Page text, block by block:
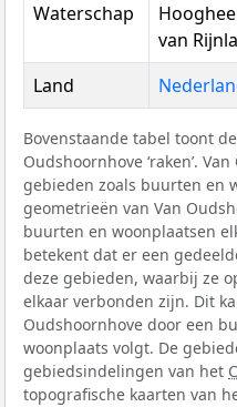
Waterschap
van
Land
Bovenstaande tabel toont
Oudshoornhove ‘raken’.
gebieden zoals buurten en
geometrieën van Van
buurten en woonplaatsen
betekent dat er een
deze gebieden, waarbij ze
elkaar verbonden zijn. Dit
Oudshoornhove door een
woonplaats volgt. De
gebiedsindelingen van het
topografische kaarten van